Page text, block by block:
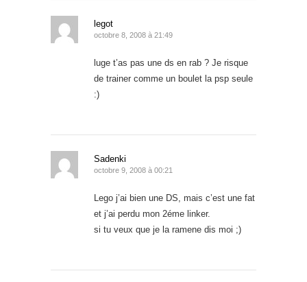
legot
octobre 8, 2008 à 21:49
luge t’as pas une ds en rab ? Je risque
de trainer comme un boulet la psp seule
:)
Sadenki
octobre 9, 2008 à 00:21
Lego j’ai bien une DS, mais c’est une fat
et j’ai perdu mon 2éme linker.
si tu veux que je la ramene dis moi ;)